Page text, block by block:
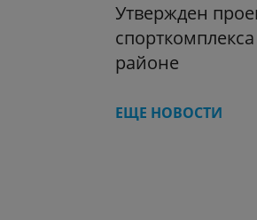
Утвержден
районе
ЕЩЕ НОВОСТИ